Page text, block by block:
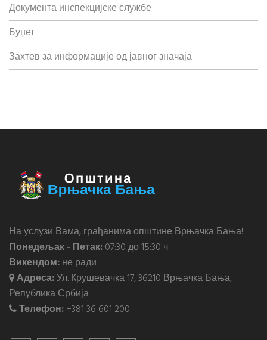
Документа инспекцијске службе
Буџет
Захтев за информације од јавног значаја
На услузи Вама, грађанима општине Врњачка Бања!
Понедељак - Петак:07:30 до 15:30 ч
Викендом:не ради
Адреса:Ул. Крушевачка 17, 36210 Врњачка Бања,
Република Србија
Телефон:+381 36 601 200